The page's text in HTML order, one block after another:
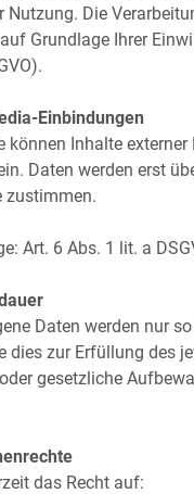
Nutzung. Die
Grundlage Ihrer
Einbindungen
können Inhalte
Daten werden erst
zustimmen.
Art. 6 Abs. 1 lit. a
Daten werden nur
dies zur Erfüllung des
gesetzliche
das Recht auf: